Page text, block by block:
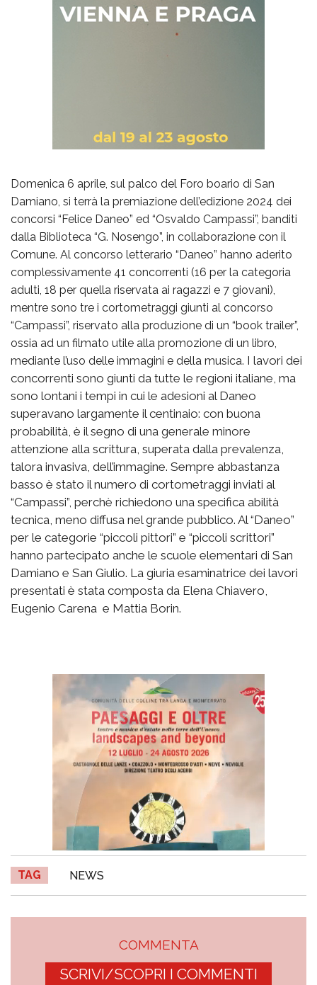
Domenica 6 aprile, sul palco del Foro boario di San
Damiano, si terrà la premiazione dell’edizione 2024 dei
concorsi “Felice Daneo” ed “Osvaldo Campassi”, banditi
dalla Biblioteca “G. Nosengo”, in collaborazione con il
Comune. Al concorso letterario “Daneo” hanno aderito
complessivamente 41 concorrenti (16 per la categoria
adulti, 18 per quella riservata ai ragazzi e 7 giovani),
mentre sono tre i cortometraggi giunti al concorso
“Campassi”, riservato alla produzione di un “book trailer”,
ossia ad un filmato utile alla promozione di un libro,
mediante l’uso delle immagini e della musica. I lavori dei
concorrenti sono giunti da tutte le regioni italiane, ma
sono lontani i tempi in cui le adesioni al Daneo
superavano largamente il centinaio: con buona
probabilità, è il segno di una generale minore
attenzione alla scrittura, superata dalla prevalenza,
talora invasiva, dell’immagine. Sempre abbastanza
basso è stato il numero di cortometraggi inviati al
“Campassi”, perchè richiedono una specifica abilità
tecnica, meno diffusa nel grande pubblico. Al “Daneo”
per le categorie “piccoli pittori” e “piccoli scrittori”
hanno partecipato anche le scuole elementari di San
Damiano e San Giulio. La giuria esaminatrice dei lavori
presentati è stata composta da Elena Chiavero,
Eugenio Carena e Mattia Borin.
TAG NEWS
COMMENTA
SCRIVI/SCOPRI I COMMENTI